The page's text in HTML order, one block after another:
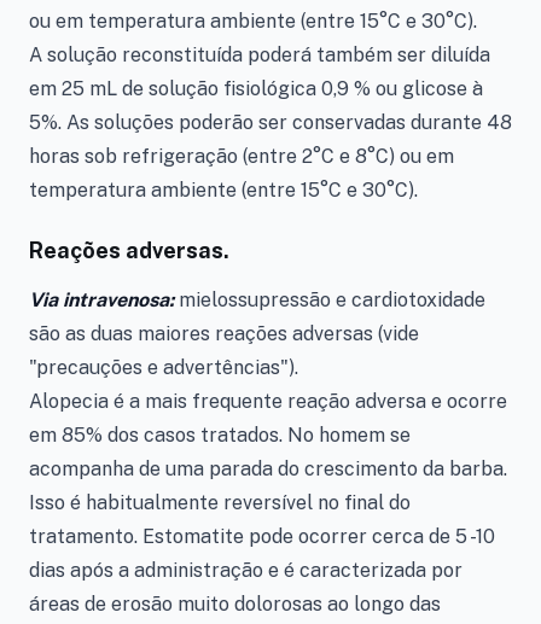
ou em temperatura ambiente (entre 15°C e 30°C).
A solução reconstituída poderá também ser diluída
em 25 mL de solução fisiológica 0,9 % ou glicose à
5%. As soluções poderão ser conservadas durante 48
horas sob refrigeração (entre 2°C e 8°C) ou em
temperatura ambiente (entre 15°C e 30°C).
Reações adversas.
Via intravenosa:mielossupressão e cardiotoxidade
são as duas maiores reações adversas (vide
"precauções e advertências").
Alopecia é a mais frequente reação adversa e ocorre
em 85% dos casos tratados. No homem se
acompanha de uma parada do crescimento da barba.
Isso é habitualmente reversível no final do
tratamento. Estomatite pode ocorrer cerca de 5 -10
dias após a administração e é caracterizada por
áreas de erosão muito dolorosas ao longo das